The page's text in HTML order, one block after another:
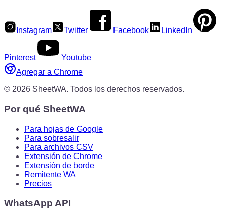
Instagram Twitter Facebook LinkedIn
Pinterest
Youtube
Agregar a Chrome
© 2026 SheetWA. Todos los derechos reservados.
Por qué SheetWA
Para hojas de Google
Para sobresalir
Para archivos CSV
Extensión de Chrome
Extensión de borde
Remitente WA
Precios
WhatsApp API